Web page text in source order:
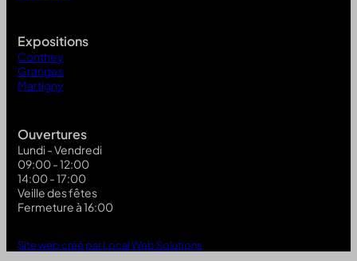
Expositions
Conthey
Granges
Martigny
Ouvertures
Lundi - Vendredi
09:00 - 12:00
14:00 - 17:00
Veille des fêtes
Fermeture à 16:00
Site web créé par Local Web Solutions